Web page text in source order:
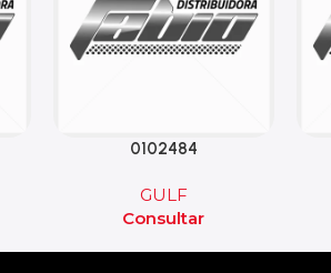
0102484
GULF
Consultar